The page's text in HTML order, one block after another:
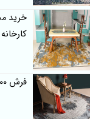
کارخانه
فرش 700 شانه زیر قیمتی